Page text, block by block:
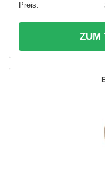
ZUM